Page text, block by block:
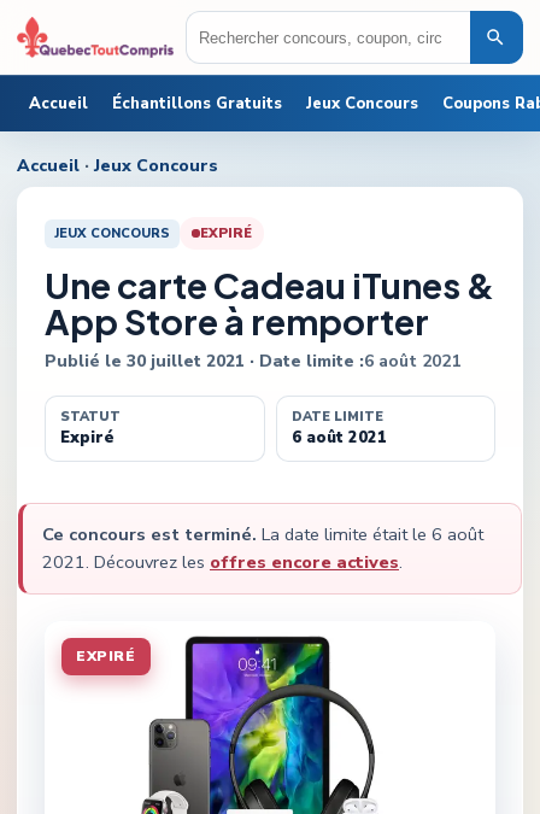
Accueil Échantillons Gratuits Jeux Concours Coupons
Accueil · Jeux Concours
JEUX CONCOURS EXPIRÉ
Une carte Cadeau iTunes &
App Store à remporter
Publié le 30 juillet 2021 · Date limite :6 août 2021
STATUT
Expiré
DATE LIMITE
6 août 2021
Ce concours est terminé. La date limite était le 6 août
2021. Découvrez les offres encore actives.
EXPIRÉ